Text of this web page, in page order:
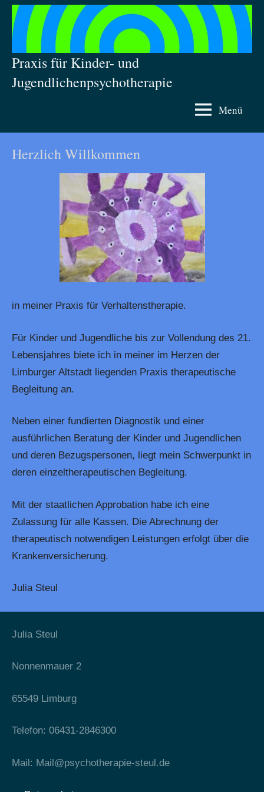
Zum
Inhalt
springen
Praxis für Kinder- und
Jugendlichenpsychotherapie
Julia
Steul
Menü
Herzlich Willkommen
in meiner Praxis für Verhaltenstherapie.
Für Kinder und Jugendliche bis zur Vollendung des 21.
Lebensjahres biete ich in meiner im Herzen der
Limburger Altstadt liegenden Praxis therapeutische
Begleitung an.
Neben einer fundierten Diagnostik und einer
ausführlichen Beratung der Kinder und Jugendlichen
und deren Bezugspersonen, liegt mein Schwerpunkt in
deren einzeltherapeutischen Begleitung.
Mit der staatlichen Approbation habe ich eine
Zulassung für alle Kassen. Die Abrechnung der
therapeutisch notwendigen Leistungen erfolgt über die
Krankenversicherung.
Julia Steul
Julia Steul
Nonnenmauer 2
65549 Limburg
Telefon: 06431-2846300
Mail: Mail@psychotherapie-steul.de